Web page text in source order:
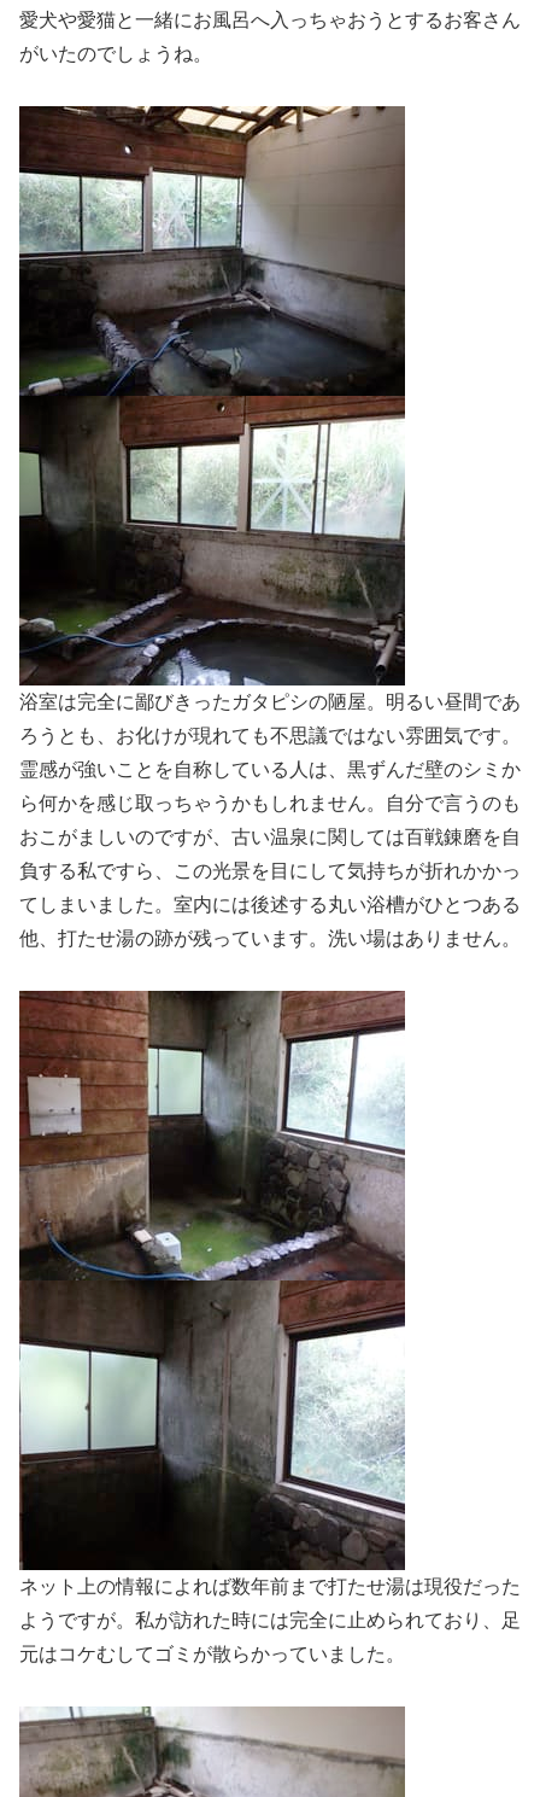
愛犬や愛猫と一緒にお風呂へ入っちゃおうとするお客さん
がいたのでしょうね。
浴室は完全に鄙びきったガタピシの陋屋。明るい昼間であ
ろうとも、お化けが現れても不思議ではない雰囲気です。
霊感が強いことを自称している人は、黒ずんだ壁のシミか
ら何かを感じ取っちゃうかもしれません。自分で言うのも
おこがましいのですが、古い温泉に関しては百戦錬磨を自
負する私ですら、この光景を目にして気持ちが折れかかっ
てしまいました。室内には後述する丸い浴槽がひとつある
他、打たせ湯の跡が残っています。洗い場はありません。
ネット上の情報によれば数年前まで打たせ湯は現役だった
ようですが。私が訪れた時には完全に止められており、足
元はコケむしてゴミが散らかっていました。